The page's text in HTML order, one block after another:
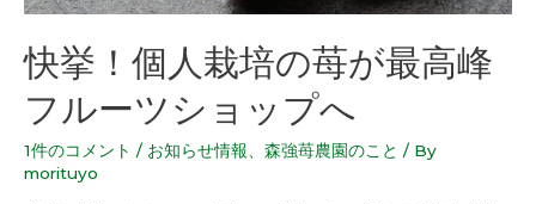
快挙！個人栽培の苺が最高峰
フルーツショップへ
1件のコメント / お知らせ情報 森強苺農園のこと / By
morituyo